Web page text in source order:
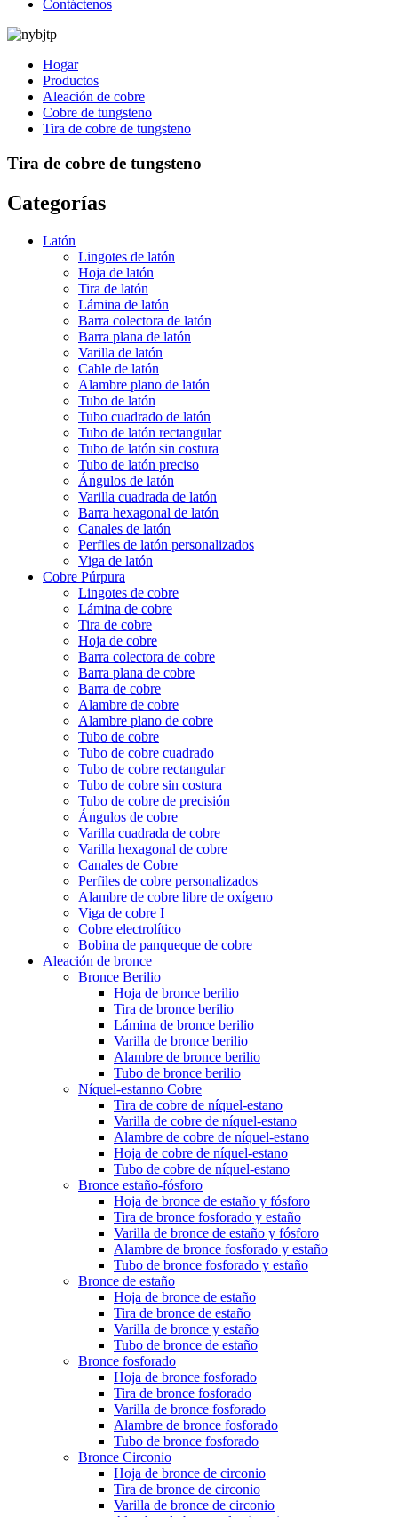
Contáctenos
Hogar
Productos
Aleación de cobre
Cobre de tungsteno
Tira de cobre de tungsteno
Tira de cobre de tungsteno
Categorías
Latón
Lingotes de latón
Hoja de latón
Tira de latón
Lámina de latón
Barra colectora de latón
Barra plana de latón
Varilla de latón
Cable de latón
Alambre plano de latón
Tubo de latón
Tubo cuadrado de latón
Tubo de latón rectangular
Tubo de latón sin costura
Tubo de latón preciso
Ángulos de latón
Varilla cuadrada de latón
Barra hexagonal de latón
Canales de latón
Perfiles de latón personalizados
Viga de latón
Cobre Púrpura
Lingotes de cobre
Lámina de cobre
Tira de cobre
Hoja de cobre
Barra colectora de cobre
Barra plana de cobre
Barra de cobre
Alambre de cobre
Alambre plano de cobre
Tubo de cobre
Tubo de cobre cuadrado
Tubo de cobre rectangular
Tubo de cobre sin costura
Tubo de cobre de precisión
Ángulos de cobre
Varilla cuadrada de cobre
Varilla hexagonal de cobre
Canales de Cobre
Perfiles de cobre personalizados
Alambre de cobre libre de oxígeno
Viga de cobre I
Cobre electrolítico
Bobina de panqueque de cobre
Aleación de bronce
Bronce Berilio
Hoja de bronce berilio
Tira de bronce berilio
Lámina de bronce berilio
Varilla de bronce berilio
Alambre de bronce berilio
Tubo de bronce berilio
Níquel-estanno Cobre
Tira de cobre de níquel-estano
Varilla de cobre de níquel-estano
Alambre de cobre de níquel-estano
Hoja de cobre de níquel-estano
Tubo de cobre de níquel-estano
Bronce estaño-fósforo
Hoja de bronce de estaño y fósforo
Tira de bronce fosforado y estaño
Varilla de bronce de estaño y fósforo
Alambre de bronce fosforado y estaño
Tubo de bronce fosforado y estaño
Bronce de estaño
Hoja de bronce de estaño
Tira de bronce de estaño
Varilla de bronce y estaño
Tubo de bronce de estaño
Bronce fosforado
Hoja de bronce fosforado
Tira de bronce fosforado
Varilla de bronce fosforado
Alambre de bronce fosforado
Tubo de bronce fosforado
Bronce Circonio
Hoja de bronce de circonio
Tira de bronce de circonio
Varilla de bronce de circonio